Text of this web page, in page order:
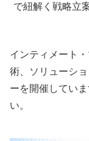
で紐解く戦略立
インティメート
術、ソリューシ
ーを開催してい
い。